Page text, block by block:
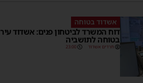
אשדוד בטוחה
דוח המשרד לביטחון פנים: אשדוד עיר
בטוחה לתושביה
חרדים אשדוד 23:00